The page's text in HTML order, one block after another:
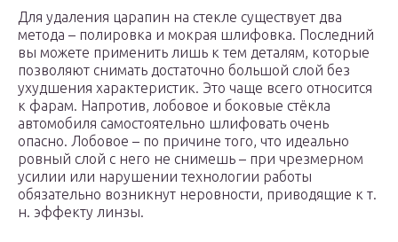
Для удаления царапин на стекле существует два
метода – полировка и мокрая шлифовка. Последний
вы можете применить лишь к тем деталям, которые
позволяют снимать достаточно большой слой без
ухудшения характеристик. Это чаще всего относится
к фарам. Напротив, лобовое и боковые стёкла
автомобиля самостоятельно шлифовать очень
опасно. Лобовое – по причине того, что идеально
ровный слой с него не снимешь – при чрезмерном
усилии или нарушении технологии работы
обязательно возникнут неровности, приводящие к т.
н. эффекту линзы.